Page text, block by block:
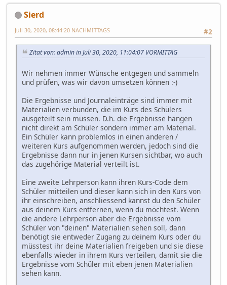
Sierd
#2
Juli 30, 2020, 08:44:20 NACHMITTAGS
Zitat von: admin in Juli 30, 2020, 11:04:07 VORMITTAG
Wir nehmen immer Wünsche entgegen und sammeln
und prüfen, was wir davon umsetzen können :-)
Die Ergebnisse und Journaleinträge sind immer mit
Materialien verbunden, die im Kurs des Schülers
ausgeteilt sein müssen. D.h. die Ergebnisse hängen
nicht direkt am Schüler sondern immer am Material.
Ein Schüler kann problemlos in einen anderen /
weiteren Kurs aufgenommen werden, jedoch sind die
Ergebnisse dann nur in jenen Kursen sichtbar, wo auch
das zugehörige Material verteilt ist.
Eine zweite Lehrperson kann ihren Kurs-Code dem
Schüler mitteilen und dieser kann sich in den Kurs von
ihr einschreiben, anschliessend kannst du den Schüler
aus deinem Kurs entfernen, wenn du möchtest. Wenn
die andere Lehrperson aber die Ergebnisse vom
Schüler von "deinen" Materialien sehen soll, dann
benötigt sie entweder Zugang zu deinem Kurs oder du
müsstest ihr deine Materialien freigeben und sie diese
ebenfalls wieder in ihrem Kurs verteilen, damit sie die
Ergebnisse vom Schüler mit eben jenen Materialien
sehen kann.